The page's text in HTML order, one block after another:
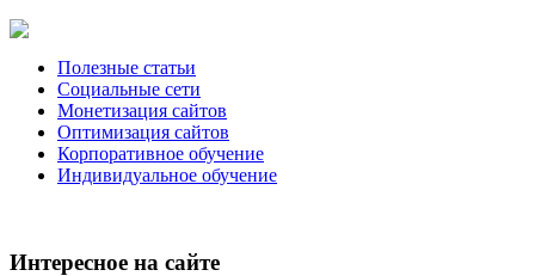
Полезные статьи
Социальные сети
Монетизация сайтов
Оптимизация сайтов
Корпоративное обучение
Индивидуальное обучение
Интересное на сайте